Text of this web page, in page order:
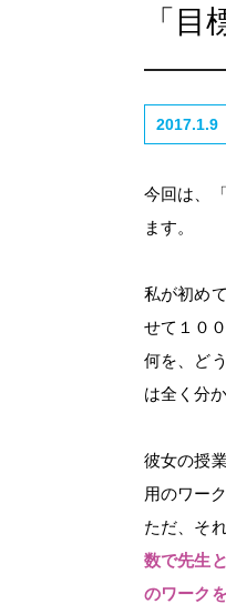
「
2017.1.9
今回は、
ます。
私が初め
せて１０
何を、ど
は全く分
彼女の授
用のワー
ただ、そ
数で先生
のワーク